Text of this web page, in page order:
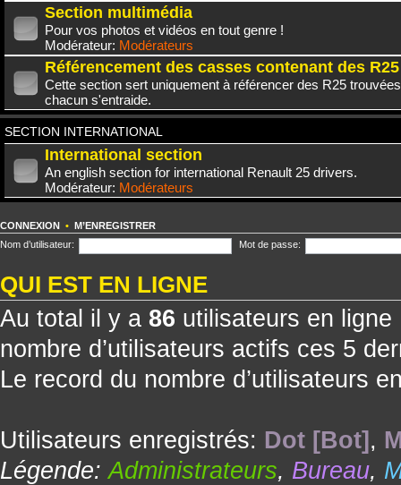
Section multimédia
Pour vos photos et vidéos en tout genre !
Modérateur: Modérateurs
Référencement des casses contenant des R25
Cette section sert uniquement à référencer des R25
chacun s'entraide.
SECTION INTERNATIONAL
International section
An english section for international Renault 25 drivers.
Modérateur: Modérateurs
CONNEXION • M’ENREGISTRER
Nom d’utilisateur:
Mot de passe:
QUI EST EN LIGNE
Au total il y a 86 utilisateurs en
nombre d’utilisateurs actifs ces 5
Le record du nombre d’utilisateurs
Utilisateurs enregistrés: Dot [Bot] ,
Légende:Administrateurs, Bureau,